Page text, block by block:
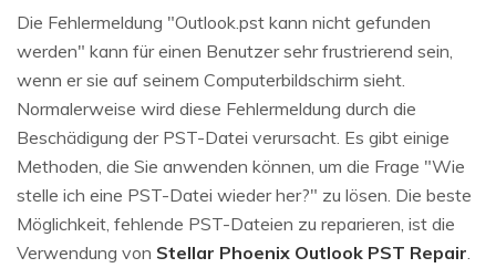
Die Fehlermeldung "Outlook.pst kann nicht gefunden
werden" kann für einen Benutzer sehr frustrierend sein,
wenn er sie auf seinem Computerbildschirm sieht.
Normalerweise wird diese Fehlermeldung durch die
Beschädigung der PST-Datei verursacht. Es gibt einige
Methoden, die Sie anwenden können, um die Frage "Wie
stelle ich eine PST-Datei wieder her?" zu lösen. Die beste
Möglichkeit, fehlende PST-Dateien zu reparieren, ist die
Verwendung von Stellar Phoenix Outlook PST Repair